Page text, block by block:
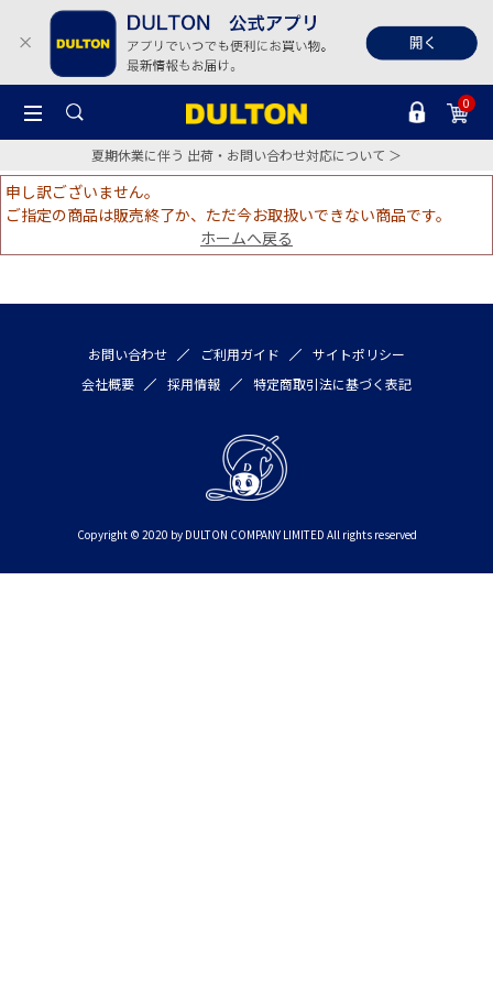
0
夏期休業に伴う 出荷・お問い合わせ対応について ＞
申し訳ございません。
ご指定の商品は販売終了か、ただ今お取扱いできない商品です。
ホームへ戻る
お問い合わせ ご利用ガイド
サイトポリシー
会社概要
採用情報 特定商取引法に基づく表記
Copyright © 2020 by DULTON COMPANY LIMITED All rights reserved